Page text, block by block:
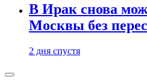
В Ирак снова
Москвы без
2 дня спустя